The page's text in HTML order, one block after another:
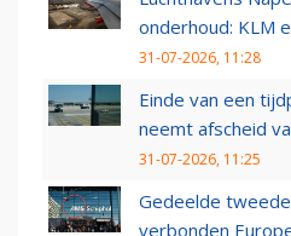
onderhoud: KLM
31-07-2026, 11:28
Einde van een
neemt afscheid
31-07-2026, 11:25
Gedeelde
verbonden